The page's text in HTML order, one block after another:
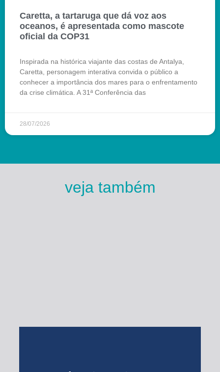
Caretta, a tartaruga que dá voz aos
oceanos, é apresentada como mascote
oficial da COP31
Inspirada na histórica viajante das costas de Antalya,
Caretta, personagem interativa convida o público a
conhecer a importância dos mares para o enfrentamento
da crise climática. A 31ª Conferência das
28/07/2026
veja também